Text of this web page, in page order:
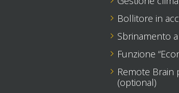
Bollitore in
Sbrinamento
Funzione
Remote Brain
(optional)